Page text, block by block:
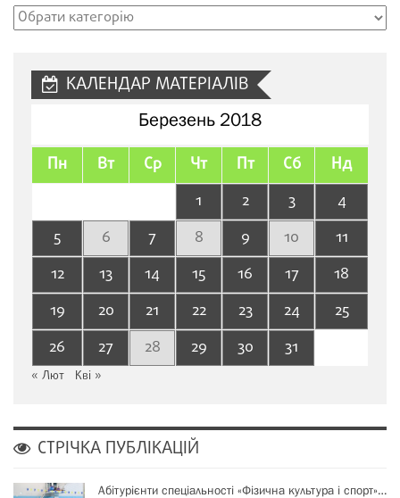
Рубрики
КАЛЕНДАР МАТЕРІАЛІВ
Березень 2018
Пн Вт Ср Чт Пт Сб Нд
1 2 3
4
5
6 7 8 9 10
11
12
13 14 15 16 17
18
19
20 21 22 23 24
25
26
27 28 29 30 31
« Лют Кві »
СТРІЧКА ПУБЛІКАЦІЙ
Абітурієнти спеціальності «Фізична культура і спорт»…